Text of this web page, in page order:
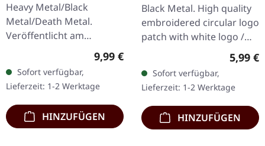
Heavy Metal/Black
Metal/Death Metal.
Veröffentlicht am
19.01.2002, auf Supreme
Chaos Records. CD im
Jewelcase. Neuauflage mit
neuem Artwork,…
Regulärer Preis:
9,99 €
Sofort verfügbar,
Lieferzeit: 1-2 Werktage
HINZUFÜGEN
Black Metal. High quality
embroidered circular logo
patch with white logo /
embroidered edge. Size
ca. 10 cm diameter
5,99 €
Sofort verfügbar,
Lieferzeit: 1-2 Werktage
HINZUFÜGEN